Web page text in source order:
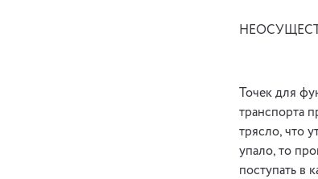
Точек для
транспорта
трясло, что
упало, то
поступать в